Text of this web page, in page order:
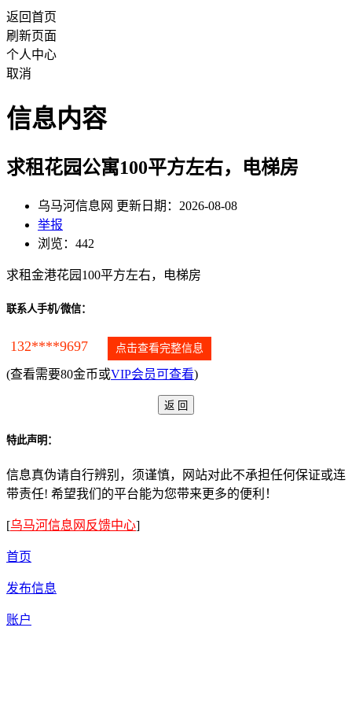
返回首页
刷新页面
个人中心
取消
信息内容
求租花园公寓100平方左右，电梯房
乌马河信息网 更新日期：2026-08-08
举报
浏览：442
求租金港花园100平方左右，电梯房
联系人手机/微信：
132****9697 点击查看完整信息
(查看需要80金币或VIP会员可查看)
特此声明：
信息真伪请自行辨别，须谨慎，网站对此不承担任何保证或连
带责任! 希望我们的平台能为您带来更多的便利！
[乌马河信息网反馈中心]
首页
发布信息
账户